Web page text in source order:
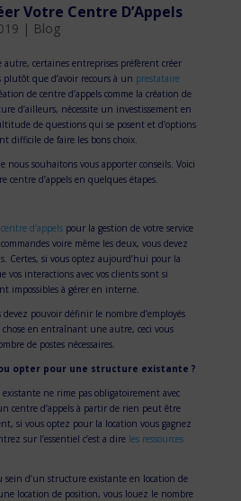
Votre Centre D’Appels
| Blog
certaines entreprises préfèrent créer
plutôt que d’avoir recours à un prestataire
de centre d’appels comme la création de
d’ailleurs, nécessite un investissement en
de questions qui se posent et d’options
difficile de faire les bons choix.
nous souhaitons vous apporter conseils. Voici
centre d’appels en quelques étapes.
d’appelspour la gestion de votre service
voire même les deux, vous devez
Certes, si vous optez aujourd’hui pour la
vos interactions avec vos clients sont si
impossibles à gérer en interne.
pouvoir définir le nombre d’employés
en entraînant une autre, ceci vous
de postes nécessaires.
opter pour une structure existante ?
ne rime pas obligatoirement avec
centre d’appels à partir de rien peut être
si vous optez pour la location vous gagnez
sur l’essentiel c’est a dire les ressources
sein d’un structure existante en location de
location de position, vous louez le nombre